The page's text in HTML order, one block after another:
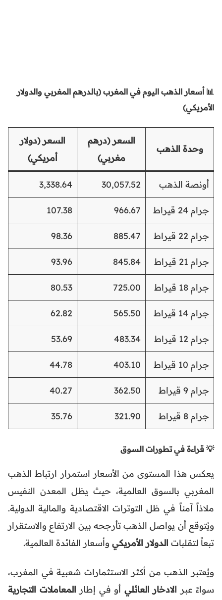
📊 أسعار الذهب اليوم في المغرب (بالدرهم المغربي والدولار
الأمريكي)
وحدة الذهب
السعر (درهم
مغربي)
السعر (دولار
أمريكي)
أونصة الذهب 30,057.52
3,338.64
جرام 24 قيراط 966.67
107.38
جرام 22 قيراط 885.47
98.36
جرام 21 قيراط 845.84
93.96
جرام 18 قيراط 725.00
80.53
جرام 14 قيراط 565.50
62.82
جرام 12 قيراط 483.34
53.69
جرام 10 قيراط 403.10
44.78
جرام 9 قيراط 362.50
40.27
جرام 8 قيراط 321.90
35.76
💡 قراءة في تطورات السوق
يعكس هذا المستوى من الأسعار استمرار ارتباط الذهب
المغربي بالسوق العالمية، حيث يظل المعدن النفيس
ملاذاً آمناً في ظل التوترات الاقتصادية والمالية الدولية.
ويُتوقع أن يواصل الذهب تأرجحه بين الارتفاع والاستقرار
تبعاً لتقلبات الدولار الأمريكي وأسعار الفائدة العالمية.
ويُعتبر الذهب من أكثر الاستثمارات شعبية في المغرب،
سواءً عبر الادخار العائلي أو في إطار المعاملات التجارية